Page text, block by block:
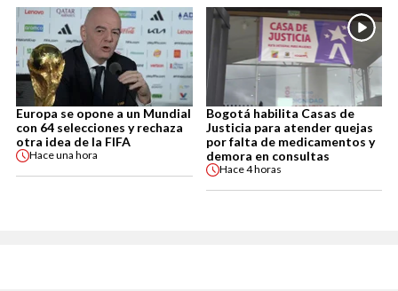
Europa se opone a un Mundial
con 64 selecciones y rechaza
otra idea de la FIFA
Haceuna hora
Bogotá habilita Casas de
Justicia para atender quejas
por falta de medicamentos y
demora en consultas
Hace4 horas